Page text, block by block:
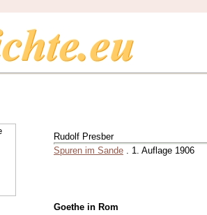
Rudolf Presber
Spuren im Sande . 1. Auflage 1906
Goethe in Rom